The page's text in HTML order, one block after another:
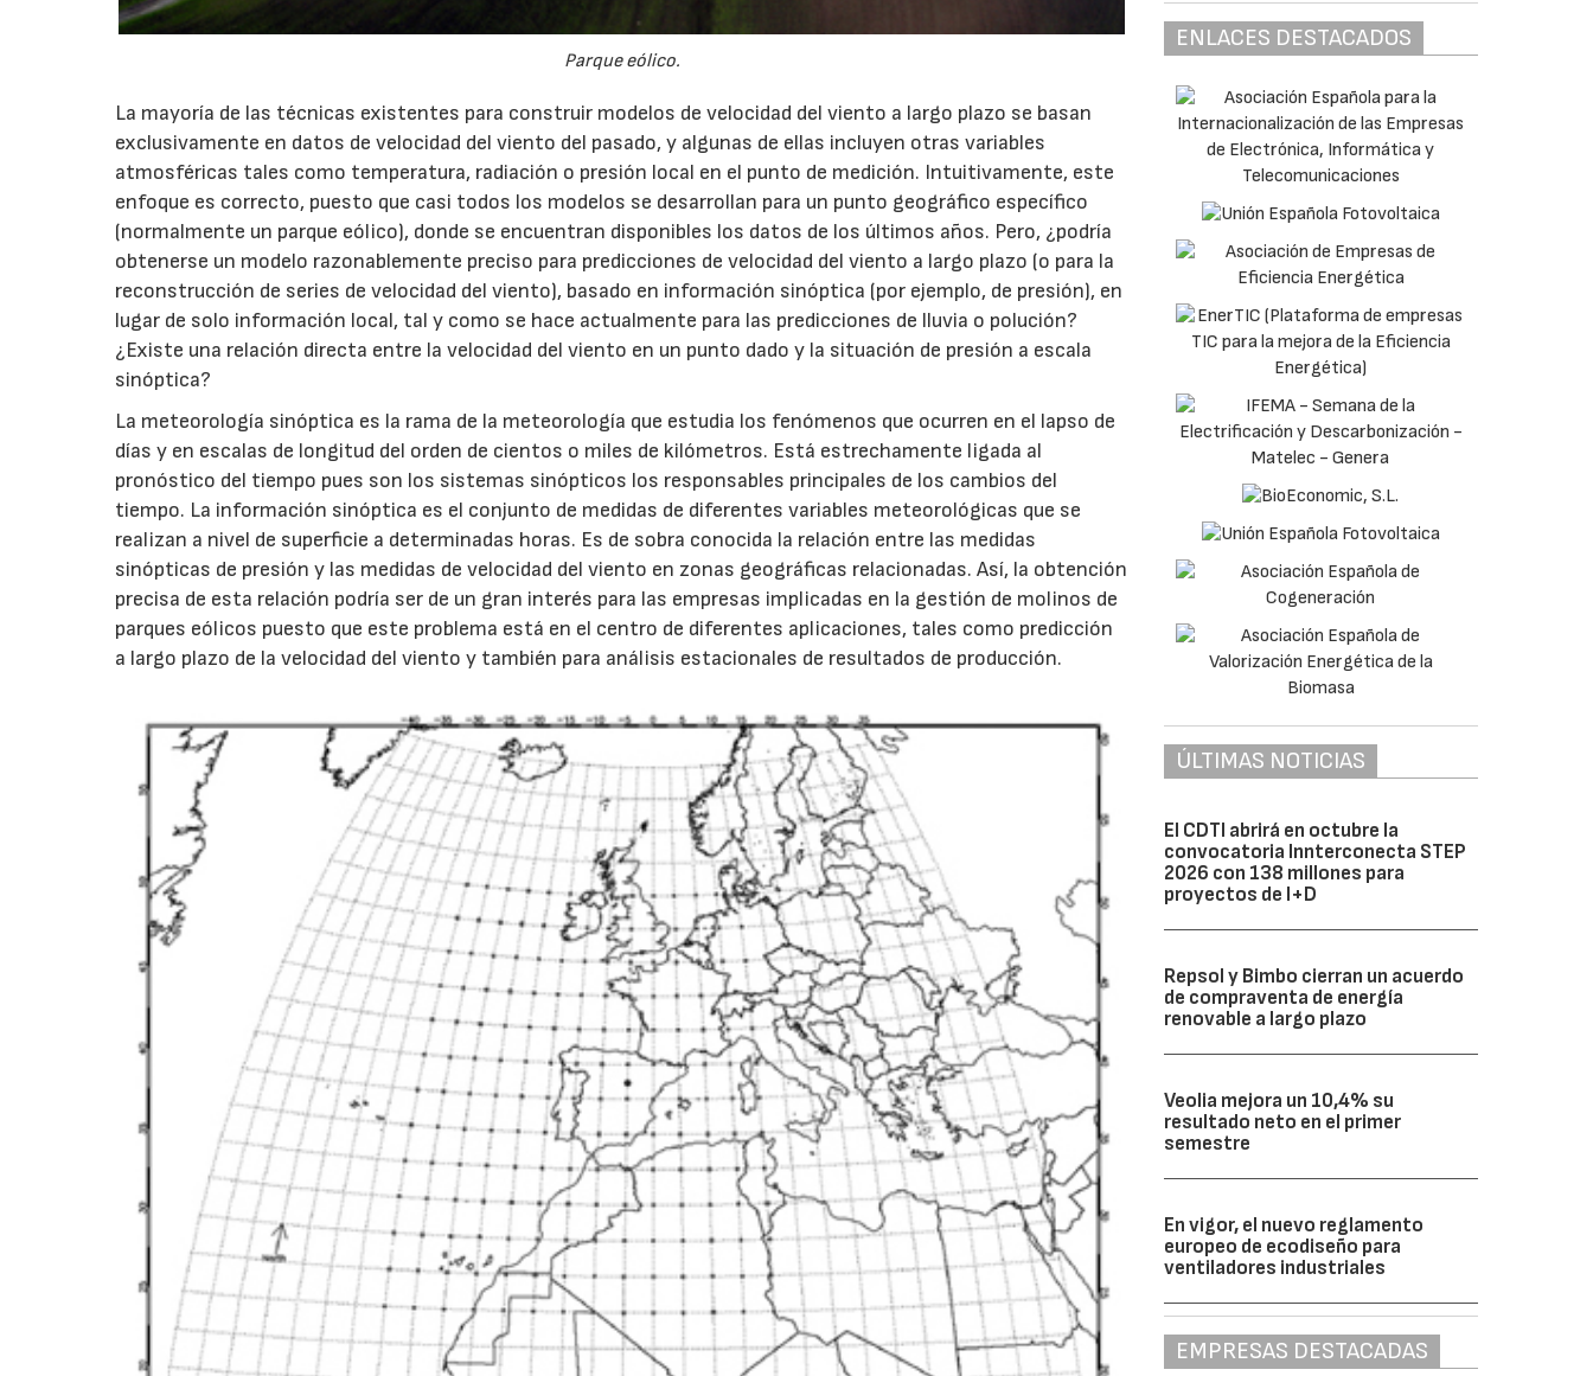
Parque eólico.
La mayoría de las técnicas existentes para construir modelos de velocidad del viento a largo plazo se basan
exclusivamente en datos de velocidad del viento del pasado, y algunas de ellas incluyen otras variables
atmosféricas tales como temperatura, radiación o presión local en el punto de medición. Intuitivamente, este
enfoque es correcto, puesto que casi todos los modelos se desarrollan para un punto geográfico específico
(normalmente un parque eólico), donde se encuentran disponibles los datos de los últimos años. Pero, ¿podría
obtenerse un modelo razonablemente preciso para predicciones de velocidad del viento a largo plazo (o para la
reconstrucción de series de velocidad del viento), basado en información sinóptica (por ejemplo, de presión), en
lugar de solo información local, tal y como se hace actualmente para las predicciones de lluvia o polución?
¿Existe una relación directa entre la velocidad del viento en un punto dado y la situación de presión a escala
sinóptica?
La meteorología sinóptica es la rama de la meteorología que estudia los fenómenos que ocurren en el lapso de
días y en escalas de longitud del orden de cientos o miles de kilómetros. Está estrechamente ligada al
pronóstico del tiempo pues son los sistemas sinópticos los responsables principales de los cambios del
tiempo. La información sinóptica es el conjunto de medidas de diferentes variables meteorológicas que se
realizan a nivel de superficie a determinadas horas. Es de sobra conocida la relación entre las medidas
sinópticas de presión y las medidas de velocidad del viento en zonas geográficas relacionadas. Así, la obtención
precisa de esta relación podría ser de un gran interés para las empresas implicadas en la gestión de molinos de
parques eólicos puesto que este problema está en el centro de diferentes aplicaciones, tales como predicción
a largo plazo de la velocidad del viento y también para análisis estacionales de resultados de producción.
ENLACES DESTACADOS
ÚLTIMAS NOTICIAS
El CDTI abrirá en octubre la
convocatoria Innterconecta STEP
2026 con 138 millones para
proyectos de I+D
Repsol y Bimbo cierran un acuerdo
de compraventa de energía
renovable a largo plazo
Veolia mejora un 10,4% su
resultado neto en el primer
semestre
En vigor, el nuevo reglamento
europeo de ecodiseño para
ventiladores industriales
EMPRESAS DESTACADAS